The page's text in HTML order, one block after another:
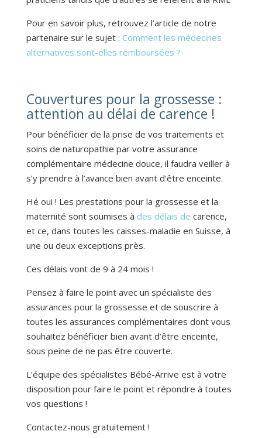
Pour en savoir plus, retrouvez l’article de notre
partenaire sur le sujet : Comment les médecines
alternatives sont-elles remboursées ?
Couvertures pour la grossesse :
attention au délai de carence !
Pour bénéficier de la prise de vos traitements et
soins de naturopathie par votre assurance
complémentaire médecine douce, il faudra veiller à
s’y prendre à l’avance bien avant d’être enceinte.
Hé oui ! Les prestations pour la grossesse et la
maternité sont soumises à des délais de carence,
et ce, dans toutes les caisses-maladie en Suisse, à
une ou deux exceptions près.
Ces délais vont de 9 à 24 mois !
Pensez à faire le point avec un spécialiste des
assurances pour la grossesse et de souscrire à
toutes les assurances complémentaires dont vous
souhaitez bénéficier bien avant d’être enceinte,
sous peine de ne pas être couverte.
L’équipe des spécialistes Bébé-Arrive est à votre
disposition pour faire le point et répondre à toutes
vos questions !
Contactez-nous gratuitement !